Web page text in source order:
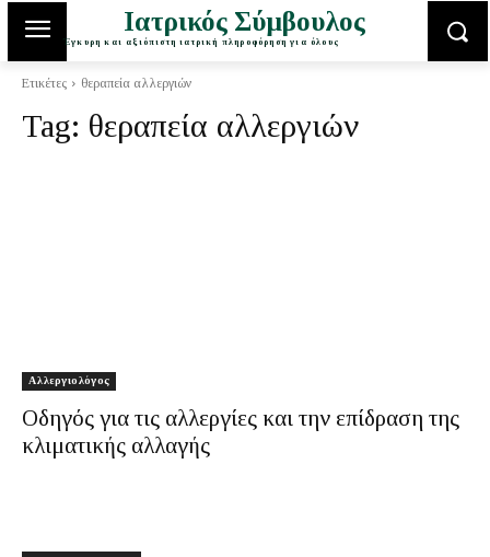
Ιατρικός Σύμβουλος
Έγκυρη και αξιόπιστη ιατρική πληροφόρηση για όλους
Ετικέτες θεραπεία αλλεργιών
Tag: θεραπεία αλλεργιών
Αλλεργιολόγος
Οδηγός για τις αλλεργίες και την επίδραση της
κλιματικής αλλαγής